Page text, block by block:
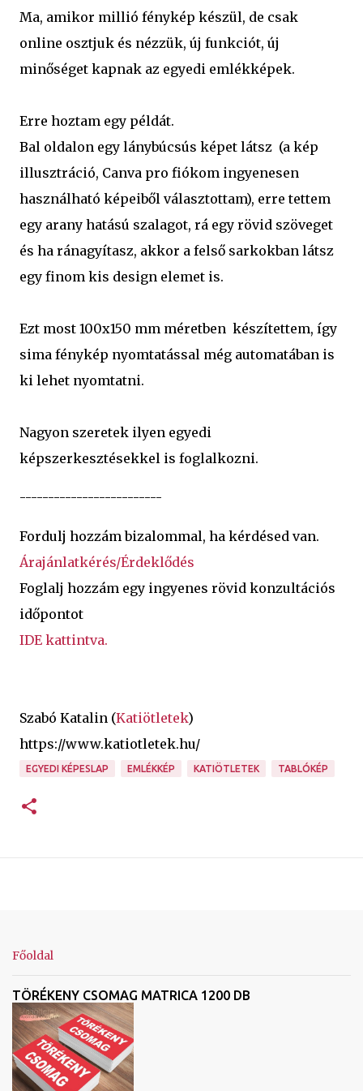
Ma, amikor millió fénykép készül, de csak
online osztjuk és nézzük, új funkciót, új
minőséget kapnak az egyedi emlékképek.
Erre hoztam egy példát.
Bal oldalon egy lánybúcsús képet látsz (a kép
illusztráció, Canva pro fiókom ingyenesen
használható képeiből választottam), erre tettem
egy arany hatású szalagot, rá egy rövid szöveget
és ha ránagyítasz, akkor a felső sarkokban látsz
egy finom kis design elemet is.
Ezt most 100x150 mm méretben készítettem, így
sima fénykép nyomtatással még automatában is
ki lehet nyomtatni.
Nagyon szeretek ilyen egyedi
képszerkesztésekkel is foglalkozni.
-------------------------
Fordulj hozzám bizalommal, ha kérdésed van.
Árajánlatkérés/Érdeklődés
Foglalj hozzám egy ingyenes rövid konzultációs
időpontot
IDE kattintva.
Szabó Katalin (Katiötletek)
https://www.katiotletek.hu/
EGYEDI KÉPESLAP EMLÉKKÉP KATIÖTLETEK TABLÓKÉP
Főoldal
TÖRÉKENY CSOMAG MATRICA 1200 DB